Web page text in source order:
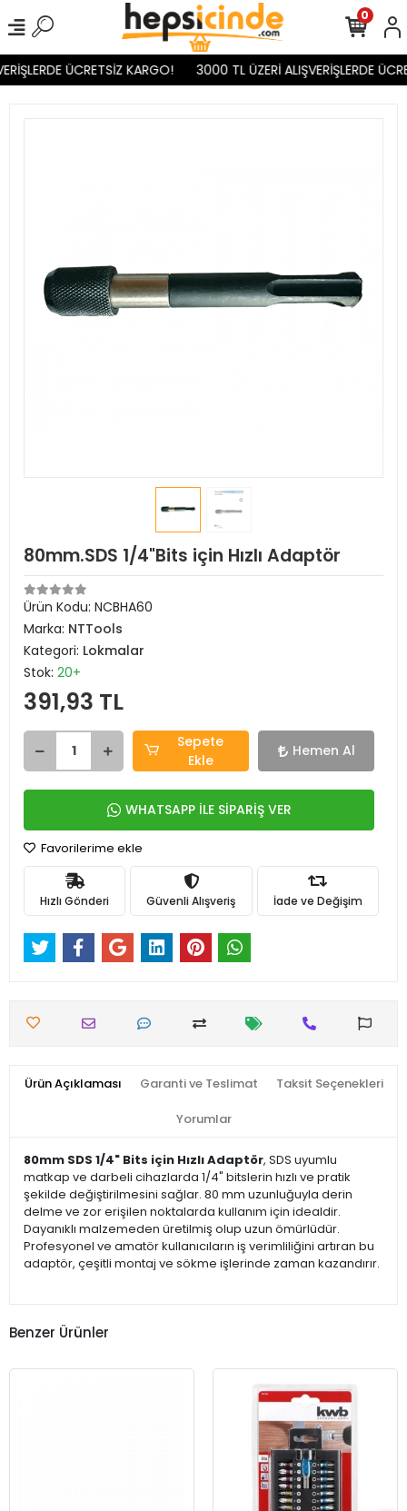
ÜCRETSİZ KARGO! 3000 TL ÜZERİ ALIŞVERİŞLERDE
0
80mm.SDS 1/4"Bits için Hızlı Adaptör
Ürün Kodu: NCBHA60
Marka: NTTools
Kategori: Lokmalar
Stok: 20+
391,93 TL
Sepete
Ekle
Hemen Al
WHATSAPP İLE SİPARİŞ VER
Favorilerime ekle
Hızlı Gönderi Güvenli Alışveriş İade ve Değişim
Ürün Açıklaması Garanti ve Teslimat Taksit Seçenekleri
Yorumlar
80mm SDS 1/4" Bits için Hızlı Adaptör, SDS uyumlu
matkap ve darbeli cihazlarda 1/4" bitslerin hızlı ve pratik
şekilde değiştirilmesini sağlar. 80 mm uzunluğuyla derin
delme ve zor erişilen noktalarda kullanım için idealdir.
Dayanıklı malzemeden üretilmiş olup uzun ömürlüdür.
Profesyonel ve amatör kullanıcıların iş verimliliğini artıran bu
adaptör, çeşitli montaj ve sökme işlerinde zaman kazandırır.
Benzer Ürünler